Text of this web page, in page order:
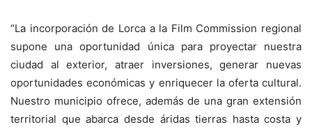
“La incorporación de Lorca a la Film Commission regional
supone una oportunidad única para proyectar nuestra
ciudad al exterior, atraer inversiones, generar nuevas
oportunidades económicas y enriquecer la oferta cultural.
Nuestro municipio ofrece, además de una gran extensión
territorial que abarca desde áridas tierras hasta costa y